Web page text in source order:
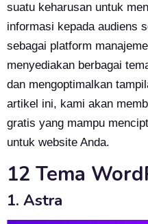
suatu keharusan untuk
informasi kepada audiens
sebagai platform
menyediakan berbagai
dan mengoptimalkan
artikel ini, kami akan
gratis yang mampu
untuk website Anda.
12 Tema
1. Astra